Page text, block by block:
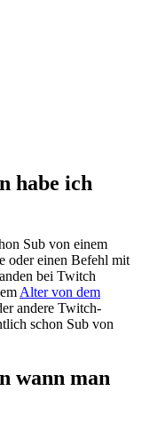
habe ich
Sub von einem
oder einen Befehl mit
bei Twitch
Alter von dem
andere Twitch-
schon Sub von
wann man